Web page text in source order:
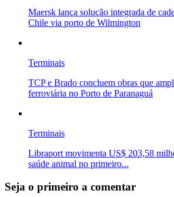
Maersk lança solução integrada de
Chile via porto de Wilmington
Terminais
TCP e Brado concluem obras que
ferroviária no Porto de Paranaguá
Terminais
Libraport movimenta US$ 203,58
saúde animal no primeiro...
Seja o primeiro a comentar